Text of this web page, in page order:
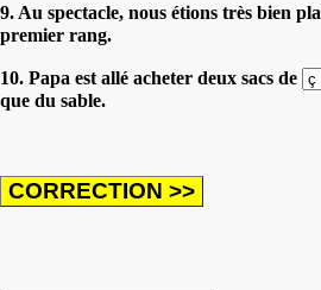
9. Au spectacle, nous étions très bien pla
premier rang.
10. Papa est allé acheter deux sacs de
que du sable.